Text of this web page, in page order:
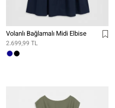
Volanlı Bağlamalı Midi Elbise
2.699,99 TL